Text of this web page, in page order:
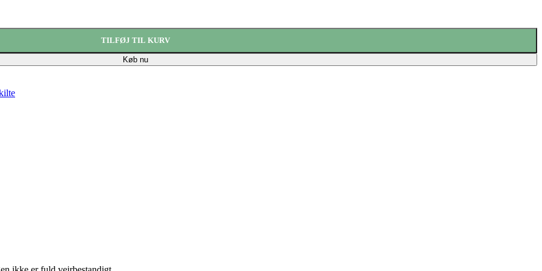
TILFØJ TIL KURV
Køb nu